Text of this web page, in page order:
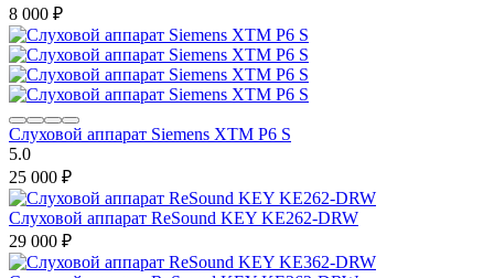
8 000 ₽
Слуховой аппарат Siemens XTM P6 S
5.0
25 000 ₽
Слуховой аппарат ReSound KEY KE262-DRW
29 000 ₽